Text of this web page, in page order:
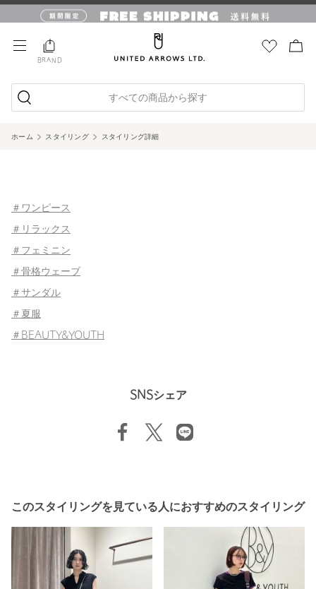
BRAND
すべての商品から探す
ホーム スタイリング スタイリング詳細
＃ワンピース
＃リラックス
＃フェミニン
＃骨格ウェーブ
＃サンダル
＃夏服
＃BEAUTY&YOUTH
SNSシェア
このスタイリングを見ている人におすすめのスタイリング